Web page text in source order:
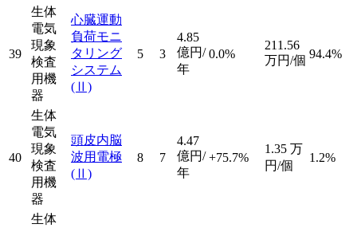
39
生体
電気
現象
検査
用機
器
心臓運動
負荷モニ
タリング
システム
(Ⅱ)
5 3
4.85
億円/
年
0.0%
211.56
万円/個 94.4%
40
生体
電気
現象
検査
用機
器
頭皮内脳
波用電極
(Ⅱ)
8 7
4.47
億円/
年
+75.7%
1.35 万
円/個
1.2%
生体